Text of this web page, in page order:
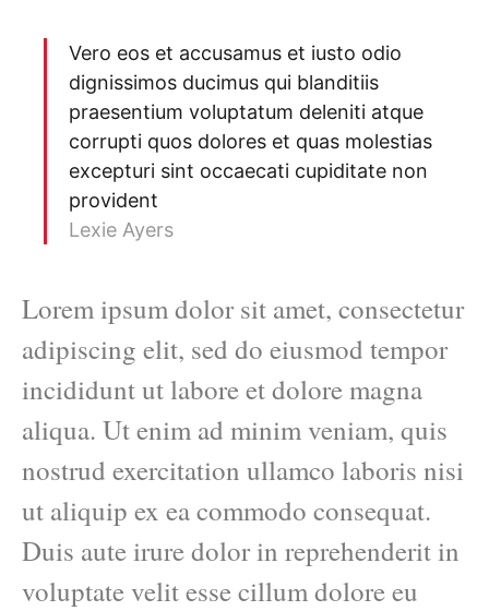
Vero eos et accusamus et iusto odio
dignissimos ducimus qui blanditiis
praesentium voluptatum deleniti atque
corrupti quos dolores et quas molestias
excepturi sint occaecati cupiditate non
provident
Lexie Ayers
Lorem ipsum dolor sit amet, consectetur
adipiscing elit, sed do eiusmod tempor
incididunt ut labore et dolore magna
aliqua. Ut enim ad minim veniam, quis
nostrud exercitation ullamco laboris nisi
ut aliquip ex ea commodo consequat.
Duis aute irure dolor in reprehenderit in
voluptate velit esse cillum dolore eu